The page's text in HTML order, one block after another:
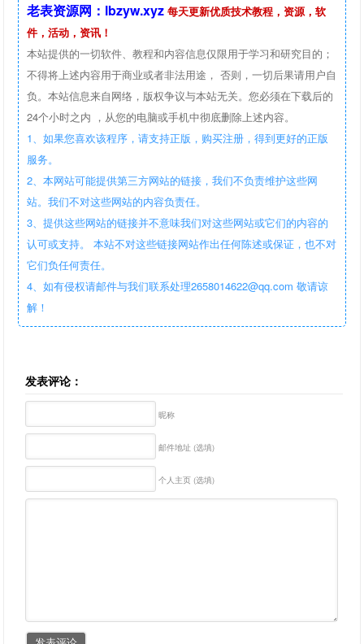
老表资源网：lbzyw.xyz 每天更新优质技术教程，资源，软
件，活动，资讯！
本站提供的一切软件、教程和内容信息仅限用于学习和研究目的；
不得将上述内容用于商业或者非法用途， 否则，一切后果请用户自
负。本站信息来自网络，版权争议与本站无关。您必须在下载后的
24个小时之内 ，从您的电脑或手机中彻底删除上述内容。
1、如果您喜欢该程序，请支持正版，购买注册，得到更好的正版
服务。
2、本网站可能提供第三方网站的链接，我们不负责维护这些网
站。我们不对这些网站的内容负责任。
3、提供这些网站的链接并不意味我们对这些网站或它们的内容的
认可或支持。 本站不对这些链接网站作出任何陈述或保证，也不对
它们负任何责任。
4、如有侵权请邮件与我们联系处理2658014622@qq.com 敬请谅
解！
发表评论：
昵称
邮件地址 (选填)
个人主页 (选填)